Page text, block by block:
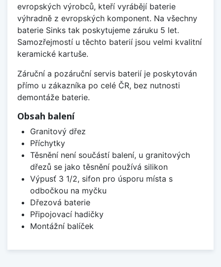
evropských výrobců, kteří vyrábějí baterie
výhradně z evropských komponent. Na všechny
baterie Sinks tak poskytujeme záruku 5 let.
Samozřejmostí u těchto baterií jsou velmi kvalitní
keramické kartuše.
Záruční a pozáruční servis baterií je poskytován
přímo u zákazníka po celé ČR, bez nutnosti
demontáže baterie.
Obsah balení
Granitový dřez
Příchytky
Těsnění není součástí balení, u granitových
dřezů se jako těsnění používá silikon
Výpusť 3 1/2, sifon pro úsporu místa s
odbočkou na myčku
Dřezová baterie
Připojovací hadičky
Montážní balíček